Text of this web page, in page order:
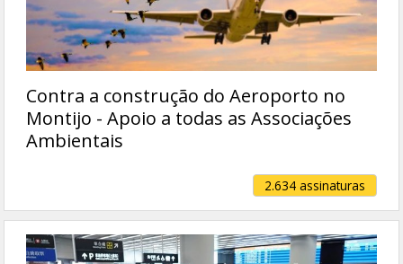
Contra a construção do Aeroporto no
Montijo - Apoio a todas as Associações
Ambientais
2.634 assinaturas